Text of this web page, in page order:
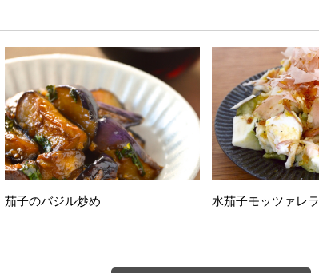
茄子のバジル炒め 水茄子モッツァレラ